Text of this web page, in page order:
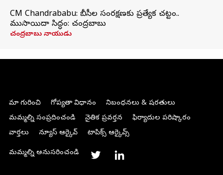
CM Chandrababu: బీసీల సంరక్షణకు ప్రత్యేక చట్టం..
ముసాయిదా సిద్ధం: చంద్రబాబు
చంద్రబాబు నాయుడు
మా గురించి గోప్యతా విధానం
నిబంధనలు & షరతులు
మమ్మల్ని సంప్రదించండి
నైతిక ప్రవర్తన
ఫిర్యాదుల పరిష్కారం
వార్తలు
న్యూస్ ఆర్కైవ్ టాపిక్స్ ఆర్కైవ్స్
మమ్మల్ని అనుసరించండి